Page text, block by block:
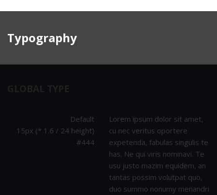
Typography
GLOBAL TYPE
Default
15px (* 1.6 / 24 height)
#444
Lorem ipsum dolor sit amet,
cu nec veritus oportere
expetenda, fabulas singulis te
has. Ne qui viris nominavi. Te
usu justo mazim equidem, an
tantas possim volutpat quo,
duo summo nonumy menandri